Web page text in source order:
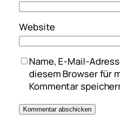
Website
Name, E-Mail-
diesem Browser für
Kommentar